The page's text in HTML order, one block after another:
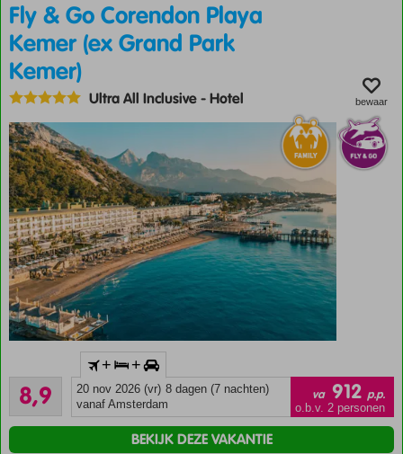
Inclusive
Fly & Go Corendon Playa
Kemer (ex Grand Park
Kemer)
Ultra All Inclusive-Hotel bewaar
Direct
aan
het
8,9
Aanrader
105
beoordelingen
+ +
20 nov 2026 (vr) 8 dagen (7 nachten)
vanaf Amsterdam
va 912 p.p.
o.b.v. 2 personen
BEKIJK DEZE VAKANTIE